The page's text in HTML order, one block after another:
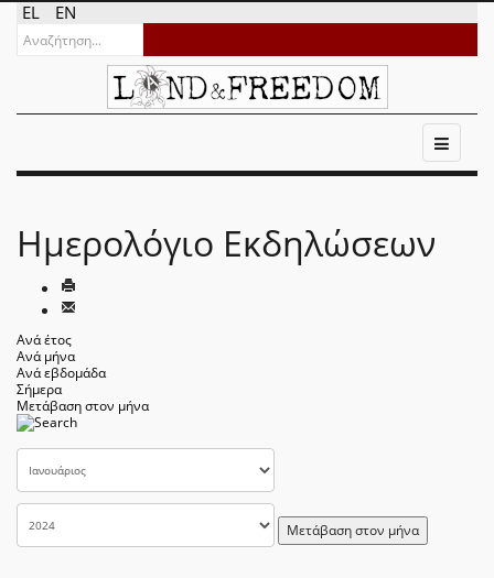
EL EN
Ημερολόγιο Εκδηλώσεων
Ανά έτος
Ανά μήνα
Ανά εβδομάδα
Σήμερα
Μετάβαση στον μήνα
Μετάβαση στον μήνα